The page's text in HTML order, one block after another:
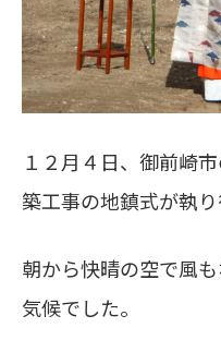
１２月４日、御前崎
築工事の地鎮式が執り
朝から快晴の空で風
気候でした。